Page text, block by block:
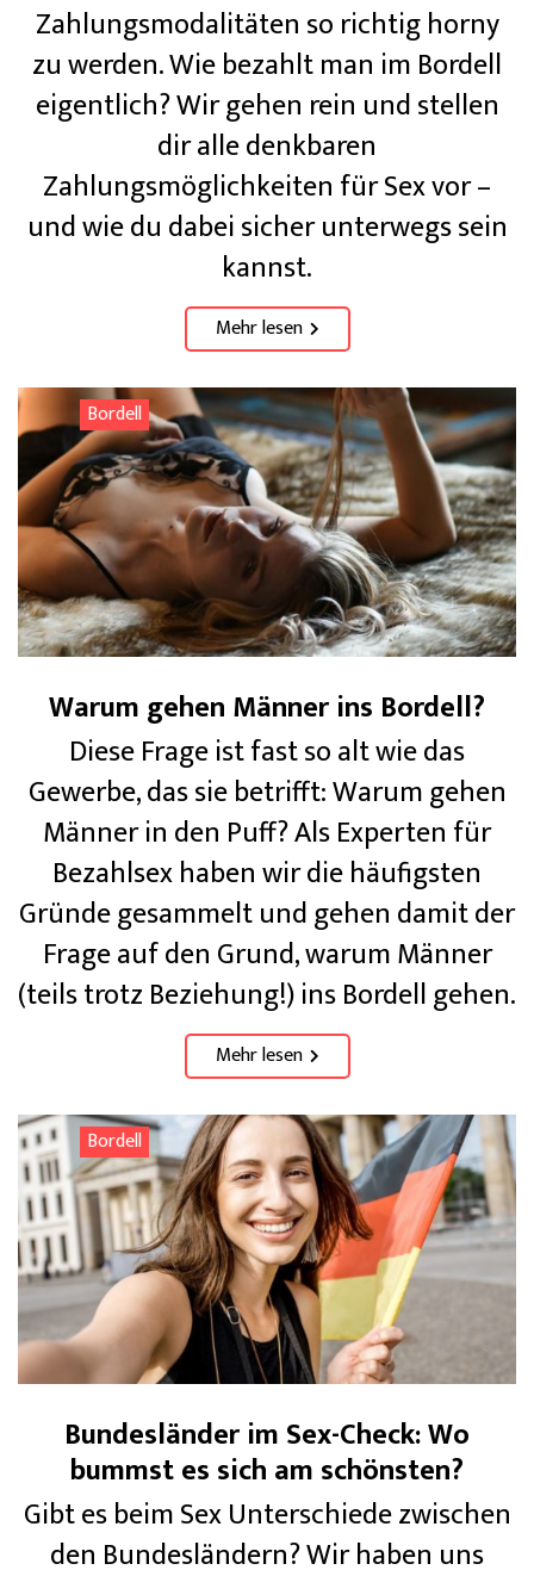
Zahlungsmodalitäten so richtig horny
zu werden. Wie bezahlt man im Bordell
eigentlich? Wir gehen rein und stellen
dir alle denkbaren
Zahlungsmöglichkeiten für Sex vor –
und wie du dabei sicher unterwegs sein
kannst.
Mehr lesen
Bordell
Warum gehen Männer ins Bordell?
Diese Frage ist fast so alt wie das
Gewerbe, das sie betrifft: Warum gehen
Männer in den Puff? Als Experten für
Bezahlsex haben wir die häufigsten
Gründe gesammelt und gehen damit der
Frage auf den Grund, warum Männer
(teils trotz Beziehung!) ins Bordell gehen.
Mehr lesen
Bordell
Bundesländer im Sex-Check: Wo
bummst es sich am schönsten?
Gibt es beim Sex Unterschiede zwischen
den Bundesländern? Wir haben uns